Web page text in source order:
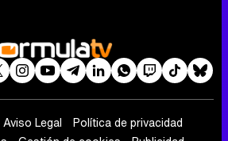
Aviso Legal
Política de privacidad